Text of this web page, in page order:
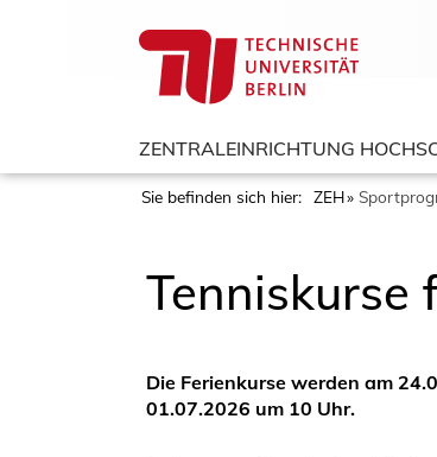
ZENTRALEINRICHTUNG
Sie befinden sich hier: ZEH
Tenniskurse
Die Ferienkurse werden am
01.07.2026 um 10 Uhr.